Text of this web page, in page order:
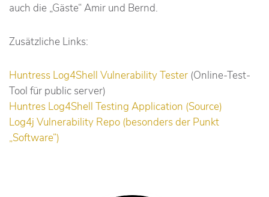
auch die „Gäste“ Amir und Bernd.
Zusätzliche Links:
Huntress Log4Shell Vulnerability Tester (Online-Test-
Tool für public server)
Huntres Log4Shell Testing Application (Source)
Log4j Vulnerability Repo (besonders der Punkt
„Software“)